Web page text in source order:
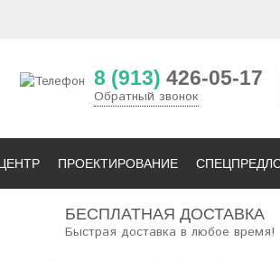
8 (913) 426-05-17
Обратный звонок
ПРОЕКТИРОВАНИЕ
БЕСПЛАТНАЯ ДОСТАВКА
Быстрая доставка в любое время!